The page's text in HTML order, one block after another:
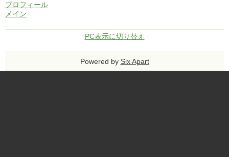
プロフィール
メイン
PC表示に切り替え
Powered by Six Apart